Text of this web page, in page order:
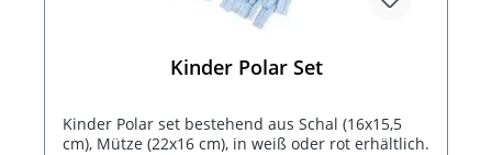
Kinder Polar Set
Kinder Polar set bestehend aus Schal (16x15,5
cm), Mütze (22x16 cm), in weiß oder rot erhältlich.